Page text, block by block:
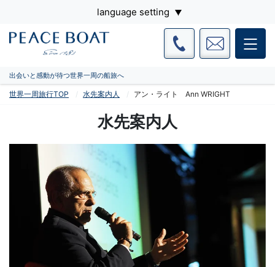
language setting
出会いと感動が待つ世界一周の船旅へ
世界一周旅行TOP 水先案内人 アン・ライト Ann WRIGHT
水先案内人